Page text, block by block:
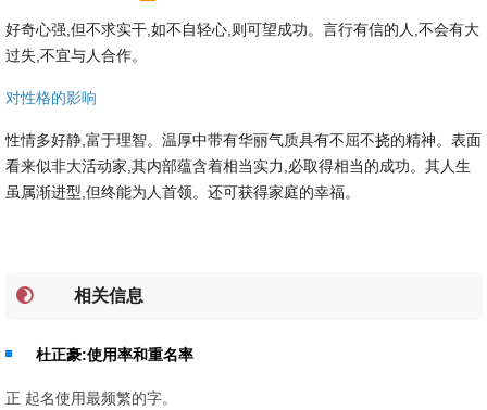
好奇心强,但不求实干,如不自轻心,则可望成功。言行有信的人,不会有大
过失,不宜与人合作。
对性格的影响
性情多好静,富于理智。温厚中带有华丽气质具有不屈不挠的精神。表面
看来似非大活动家,其内部蕴含着相当实力,必取得相当的成功。其人生
虽属渐进型,但终能为人首领。还可获得家庭的幸福。
相关信息
杜正豪:使用率和重名率
正 起名使用最频繁的字。